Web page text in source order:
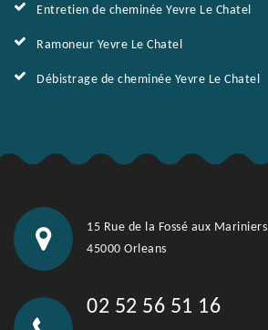
Entretien de cheminée Yevre Le Chatel
Ramoneur Yevre Le Chatel
Débistrage de cheminée Yevre Le Chatel
15 Rue de la Fossé aux Mariniers
45000 Orleans
02 52 56 51 16